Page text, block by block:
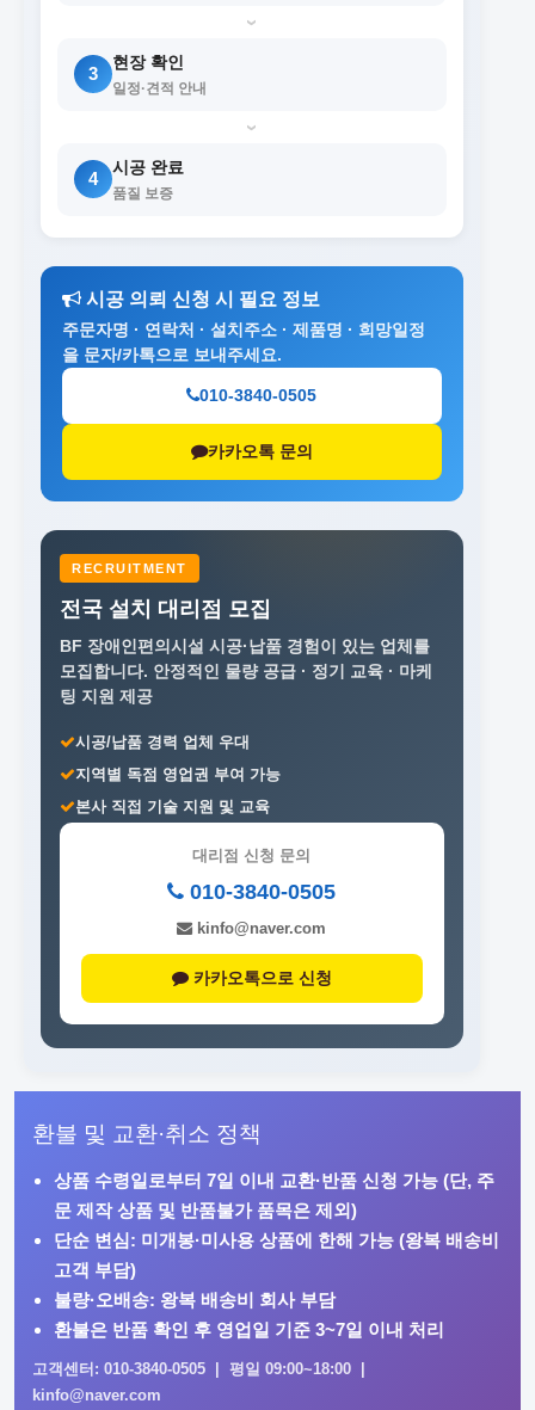
›
3
현장 확인
일정·견적 안내
›
4
시공 완료
품질 보증
시공 의뢰 신청 시 필요 정보
주문자명 · 연락처 · 설치주소 · 제품명 · 희망일정
을 문자/카톡으로 보내주세요.
010-3840-0505
카카오톡 문의
RECRUITMENT
전국 설치 대리점 모집
BF 장애인편의시설 시공·납품 경험이 있는 업체를
모집합니다. 안정적인 물량 공급 · 정기 교육 · 마케
팅 지원 제공
시공/납품 경력 업체 우대
지역별 독점 영업권 부여 가능
본사 직접 기술 지원 및 교육
대리점 신청 문의
010-3840-0505
kinfo@naver.com
카카오톡으로 신청
환불 및 교환·취소 정책
상품 수령일로부터 7일 이내 교환·반품 신청 가능 (단, 주
문 제작 상품 및 반품불가 품목은 제외)
단순 변심: 미개봉·미사용 상품에 한해 가능 (왕복 배송비
고객 부담)
불량·오배송: 왕복 배송비 회사 부담
환불은 반품 확인 후 영업일 기준 3~7일 이내 처리
고객센터: 010-3840-0505 | 평일 09:00~18:00 |
kinfo@naver.com